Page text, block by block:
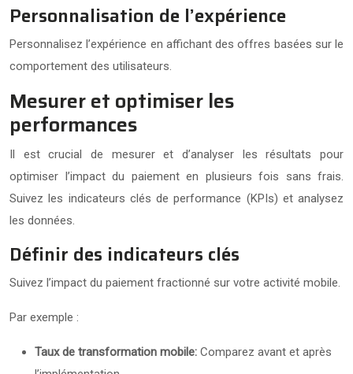
Personnalisation de l’expérience
Personnalisez l’expérience en affichant des offres basées sur le
comportement des utilisateurs.
Mesurer et optimiser les
performances
Il est crucial de mesurer et d’analyser les résultats pour
optimiser l’impact du paiement en plusieurs fois sans frais.
Suivez les indicateurs clés de performance (KPIs) et analysez
les données.
Définir des indicateurs clés
Suivez l’impact du paiement fractionné sur votre activité mobile.
Par exemple :
Taux de transformation mobile: Comparez avant et après